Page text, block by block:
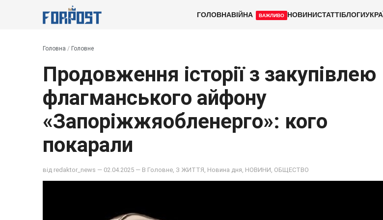
ГОЛОВНАВІЙНА ВАЖЛИВО НОВИНИСТАТТІБЛОГИ
Головна / Головне
Продовження історії з закупівлею
флагманського айфону
«Запоріжжяобленерго»: кого
покарали
від redaktor_news — 02.04.2025 — В Головне З ЖИТТЯ Новина дня НОВИНИ ОБЩЕСТВО